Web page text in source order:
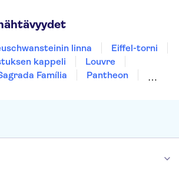
Riika
linna
Eiffel-torni
kappeli
Louvre
Família
Pantheon